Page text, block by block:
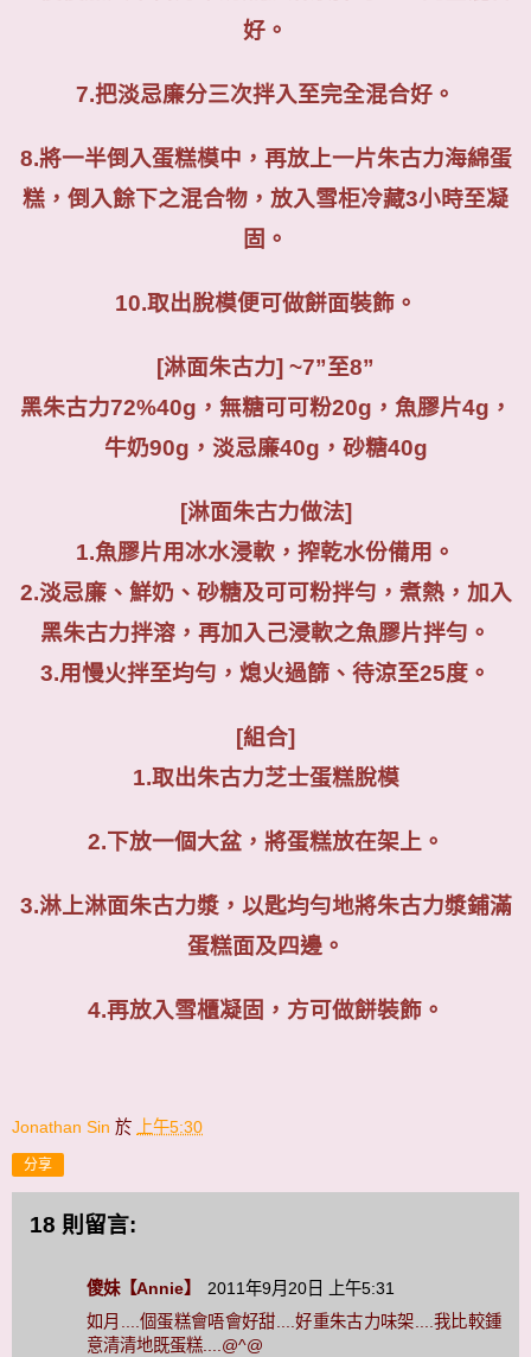
好。
7.把淡忌廉分三次拌入至完全混合好。
8.將一半倒入蛋糕模中，再放上一片朱古力海綿蛋
糕，倒入餘下之混合物，放入雪柜冷藏3小時至凝
固。
10.取出脫模便可做餅面裝飾。
[淋面朱古力] ~7”至8”
黑朱古力72%40g ，無糖可可粉20g ，魚膠片4g ，
牛奶90g ，淡忌廉40g ，砂糖40g
[淋面朱古力做法]
1.魚膠片用冰水浸軟，搾乾水份備用。
2.淡忌廉、鮮奶、砂糖及可可粉拌勻，煮熱，加入
黑朱古力拌溶，再加入己浸軟之魚膠片拌勻。
3.用慢火拌至均勻，熄火過篩、待涼至25度。
[組合]
1.取出朱古力芝士蛋糕脫模
2.下放一個大盆，將蛋糕放在架上。
3.淋上淋面朱古力漿，以匙均勻地將朱古力漿鋪滿
蛋糕面及四邊。
4.再放入雪櫃凝固，方可做餅裝飾。
Jonathan Sin 於 上午5:30
分享
18 則留言:
傻妹【Annie】
2011年9月20日 上午5:31
如月....個蛋糕會唔會好甜....好重朱古力味架....我比較鍾
意清清地既蛋糕....@^@